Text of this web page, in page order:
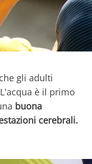
gli adulti
è il primo
buona
cerebrali.